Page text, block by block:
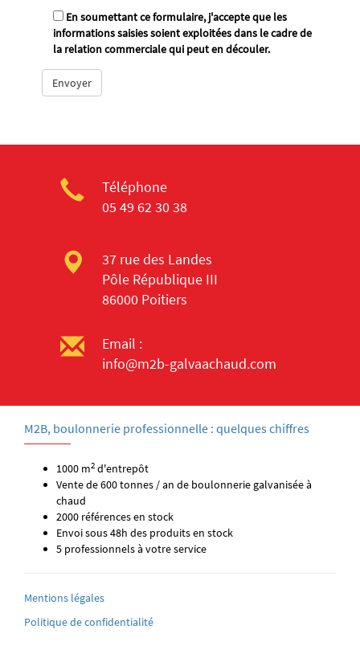
En soumettant ce formulaire, j'accepte que les
informations saisies soient exploitées dans le cadre de
la relation commerciale qui peut en découler.
Téléphone
05 49 62 30 38
37 rue des Landes
Pôle République III
86000 Poitiers
Email :
info@m2b-galvaachaud.com
M2B, boulonnerie professionnelle : quelques chiffres
1000 m2 d'entrepôt
Vente de 600 tonnes / an de boulonnerie galvanisée à
chaud
2000 références en stock
Envoi sous 48h des produits en stock
5 professionnels à votre service
Mentions légales
Politique de confidentialité